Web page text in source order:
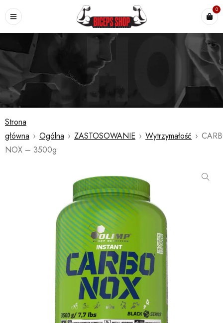
0
Strona
główna › Ogólna › ZASTOSOWANIE › Wytrzymałość ›
NOX – 3500g